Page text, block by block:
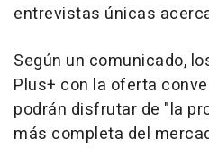
entrevistas únicas
Según un comunicado,
Plus+ con la oferta
podrán disfrutar de "la
más completa del